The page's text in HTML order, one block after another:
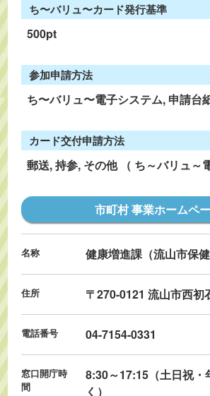
ち〜バリュ〜カード発行基準
500pt
参加申請方法
ち〜バリュ〜電子システム, 申請台
カード交付申請方法
郵送, 持参, その他 （ ち～バリュ～
市町村 事業ホームペ
名称 健康増進課（流山市保健
住所 〒270-0121 流山市西初
電話番号 04-7154-0331
窓口開庁時
間
8:30～17:15（土日祝・
く）